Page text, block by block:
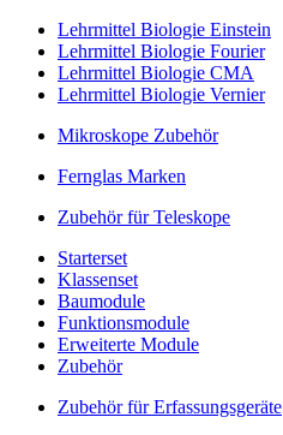
Lehrmittel Biologie Einstein
Lehrmittel Biologie Fourier
Lehrmittel Biologie CMA
Lehrmittel Biologie Vernier
Mikroskope Zubehör
Fernglas Marken
Zubehör für Teleskope
Starterset
Klassenset
Baumodule
Funktionsmodule
Erweiterte Module
Zubehör
Zubehör für Erfassungsgeräte